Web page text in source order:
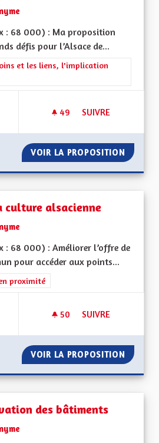
: 68 000) : Ma proposition
défis pour l’Alsace de...
la catégorie : Les solidarités, les soins
et les liens, l'implication
49 49 ABONNÉS
SUIVRE
VOIR LA PROPOSITION
alsacienne
: 68 000) : Améliorer l’offre de
pour accéder aux points...
la catégorie : Les services publics en
proximité
50 50 ABONNÉS
SUIVRE
VOIR LA PROPOSITION
des bâtiments